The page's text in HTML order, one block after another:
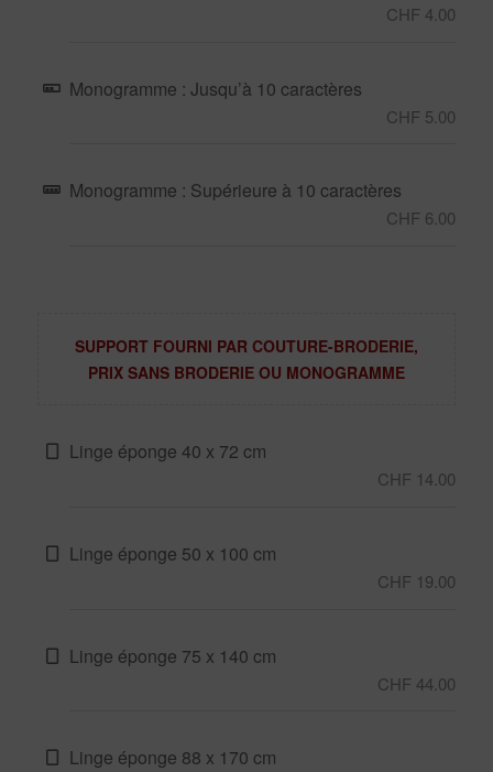
CHF 4.00
Monogramme : Jusqu’à 10 caractères
CHF 5.00
Monogramme : Supérieure à 10 caractères
CHF 6.00
SUPPORT FOURNI PAR COUTURE-BRODERIE,
PRIX SANS BRODERIE OU MONOGRAMME
Linge éponge 40 x 72 cm
CHF 14.00
Linge éponge 50 x 100 cm
CHF 19.00
Linge éponge 75 x 140 cm
CHF 44.00
Linge éponge 88 x 170 cm